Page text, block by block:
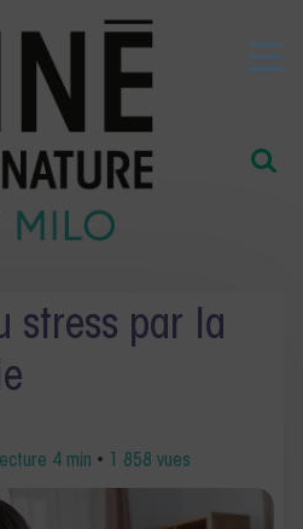
stress par la
4 min • 1 858 vues